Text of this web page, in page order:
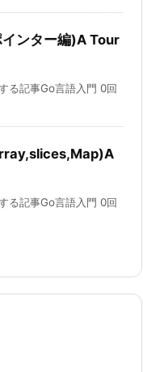
ンター編)A Tour
る記事Go言語入門 0回
る記事Go言語入門 0回